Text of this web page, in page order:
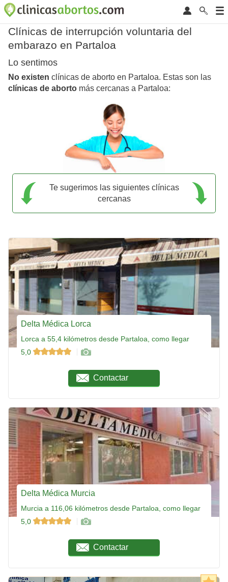
Clínicas de interrupción voluntaria del
embarazo en Partaloa
Lo sentimos
No existen clínicas de aborto en Partaloa. Estas son las
clínicas de aborto más cercanas a Partaloa:
Te sugerimos las siguientes clínicas
cercanas
Delta Médica Lorca
Lorca a 55,4 kilómetros desde Partaloa, como llegar
5,0
Contactar
Delta Médica Murcia
Murcia a 116,06 kilómetros desde Partaloa, como llegar
5,0
Contactar